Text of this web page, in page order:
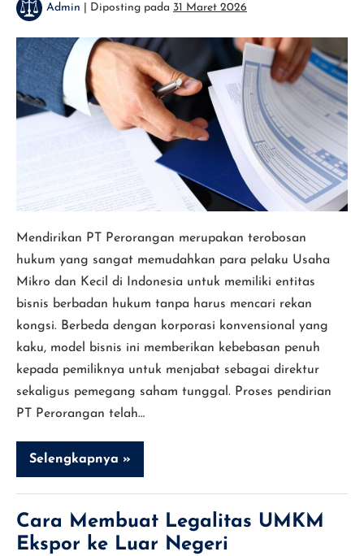
Admin Diposting pada 31 Maret 2026
Panduan
Lengkap
Membuat
PT
Mendirikan PT Perorangan merupakan terobosan
hukum yang sangat memudahkan para pelaku Usaha
Mikro dan Kecil di Indonesia untuk memiliki entitas
bisnis berbadan hukum tanpa harus mencari rekan
kongsi. Berbeda dengan korporasi konvensional yang
kaku, model bisnis ini memberikan kebebasan penuh
kepada pemiliknya untuk menjabat sebagai direktur
sekaligus pemegang saham tunggal. Proses pendirian
PT Perorangan telah…
Selengkapnya »
Panduan
Lengkap
Membuat
Perorangan
Cara Membuat Legalitas UMKM
Ekspor ke Luar Negeri